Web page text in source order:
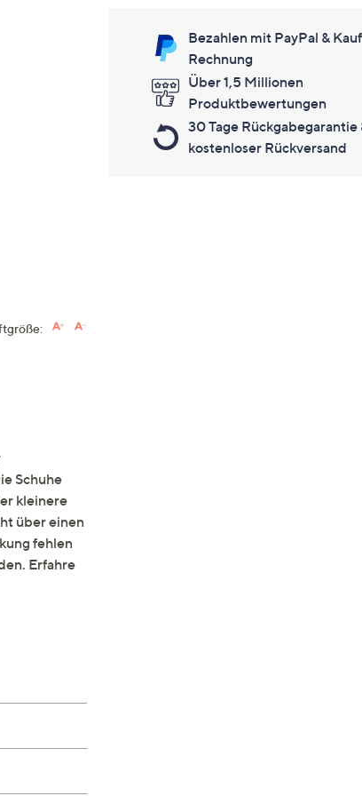
Bezahlen mit PayPal &
Rechnung
Über 1,5 Millionen
Produktbewertungen
30 Tage Rückgabegarantie
kostenloser Rückversand
Schuhe
kleinere
über einen
fehlen
Erfahre